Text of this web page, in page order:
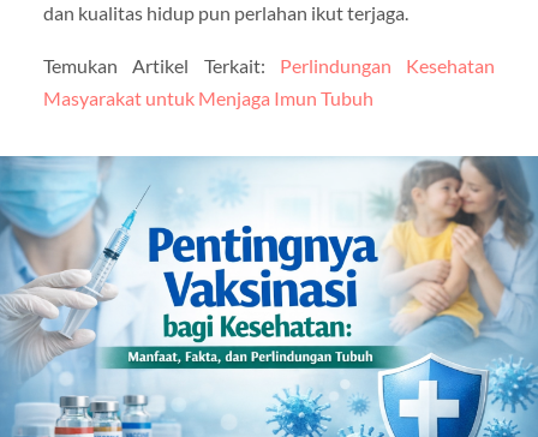
dan kualitas hidup pun perlahan ikut terjaga.
Temukan Artikel Terkait: Perlindungan Kesehatan
Masyarakat untuk Menjaga Imun Tubuh